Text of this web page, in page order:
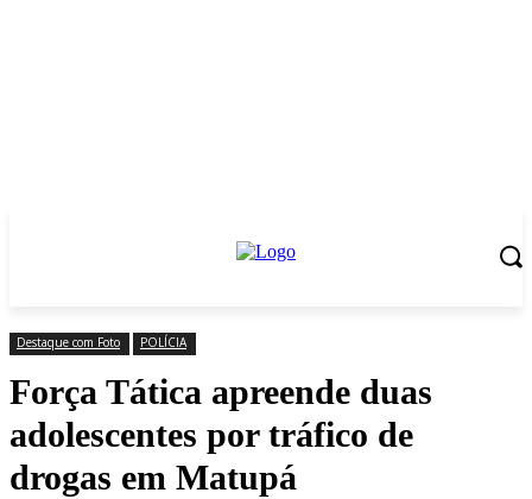
Destaque com Foto POLÍCIA
Força Tática apreende duas
adolescentes por tráfico de
drogas em Matupá